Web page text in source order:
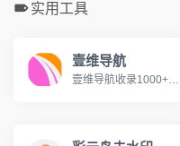
实用工具
壹维导航
壹维导航收录1000+优质设计工具、开发资源、在线工具，为设计师、开发者、站长提供便捷的网址导航服务。包含设计素材、编程开发、办公软件等分类。